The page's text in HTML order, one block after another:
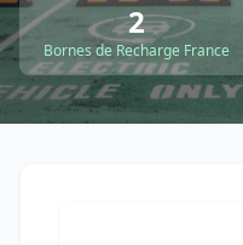
2
Bornes de Recharge France